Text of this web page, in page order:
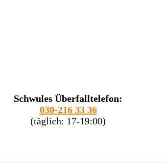
Schwules Überfalltelefon:
030-216 33 36
(täglich: 17-19:00)